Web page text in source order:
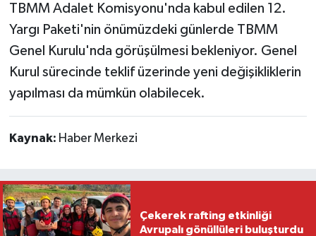
TBMM Adalet Komisyonu'nda kabul edilen 12.
Yargı Paketi'nin önümüzdeki günlerde TBMM
Genel Kurulu'nda görüşülmesi bekleniyor. Genel
Kurul sürecinde teklif üzerinde yeni değişikliklerin
yapılması da mümkün olabilecek.
Kaynak: Haber Merkezi
Çekerek rafting etkinliği
Avrupalı gönüllüleri buluşturdu